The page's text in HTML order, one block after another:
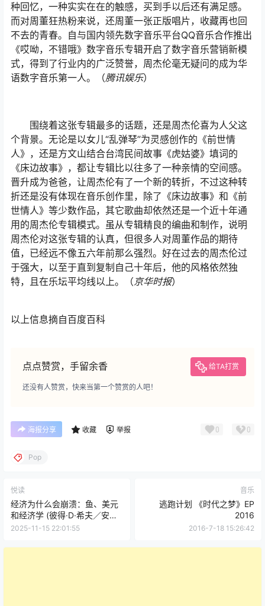
种回忆，一种实实在在的触感，买到手以后还有满足感。
而对周董狂热粉来说，还周董一张正版唱片，收藏再也回
不去的青春。自与国内领先数字音乐平台QQ音乐合作推出
《哎呦，不错哦》数字音乐专辑开启了数字音乐营销新模
式，得到了行业内的广泛赞誉，周杰伦毫无疑问的成为华
语数字音乐第一人。（腾讯娱乐）
围绕着这张专辑最多的话题，还是周杰伦喜为人父这
个背景。无论是以女儿“乱弹琴”为灵感创作的《前世情
人》，还是方文山结合台湾民间故事《虎姑婆》填词的
《床边故事》，都让专辑比以往多了一种亲情的空间感。
晋升成为爸爸，让周杰伦有了一个新的转折，不过这种转
折还是没有体现在音乐创作里，除了《床边故事》和《前
世情人》等少数作品，其它歌曲却依然还是一个近十年通
用的周杰伦专辑模式。虽从专辑精良的编曲和制作，说明
周杰伦对这张专辑的认真，但很多人对周董作品的期待
值，已经远不像五六年前那么强烈。好在过去的周杰伦过
于强大，以至于直到复制自己十年后，他的风格依然独
特，且在乐坛平均线以上。（京华时报）
以上信息摘自百度百科
点点赞赏，手留余香 给TA打赏
还没有人赞赏，快来当第一个赞赏的人吧！
海报分享 收藏 举报 0 0
Pop
悦读
经济为什么会崩溃：鱼、美元
和经济学 (彼得·D·希夫／安德
鲁·J·希夫) (epub,azw3,pdf)
2025-11-15 22:01:55
音乐
逃跑计划 《时代之梦》EP
2016
2016-7-18 15:26:42